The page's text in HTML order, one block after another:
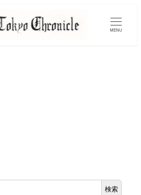
MENU
検索